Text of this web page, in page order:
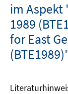
im Aspekt
1989
for East